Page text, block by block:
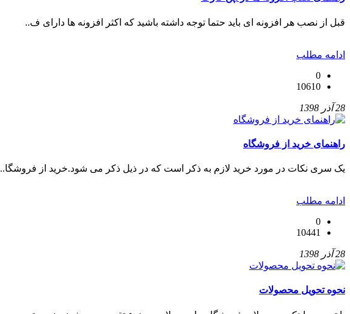
قبل از نصب هر افزونه ای باید حتما توجه داشته باشید که اکثر افزونه ها دارای ف..
ادامه مطلب
0
10610
28 آذر 1398
راهنمای خرید از فروشگاه
یک سری نکات در مورد خرید لازم به ذکر است که در ذیل ذکر می شود.خرید از فروشگا..
ادامه مطلب
0
10441
28 آذر 1398
نحوه تحویل محصولات